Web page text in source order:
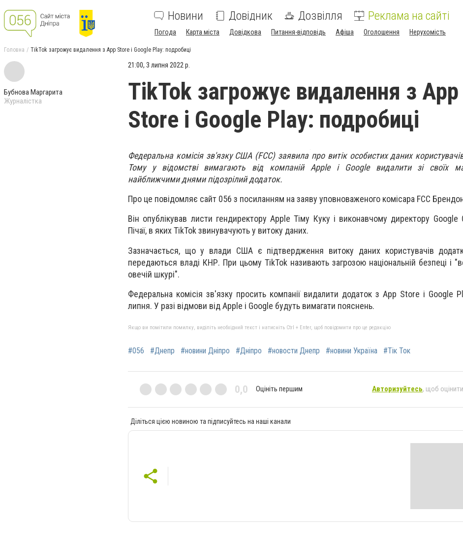
Новини Довідник Дозвілля Реклама на сайті
Погода Карта міста Довідкова Питання-відповідь Афіша Оголошення Нерухомість
Головна TikTok загрожує видалення з App Store і Google Play: подробиці
Бубнова Маргарита
Журналістка
21:00, 3 липня 2022 р.
TikTok загрожує видалення з App
Store і Google Play: подробиці
Федеральна комісія зв'язку США (FCC) заявила про витік особистих даних
Тому у відомстві вимагають від компаній Apple і Google видалити зі своїх
найближчими днями підозрілий додаток.
Про це повідомляє сайт 056 з посиланням на заяву уповноваженого комісара FCC
Він опублікував листи гендиректору Apple Тіму Куку і виконавчому директору Google
Пічаї, в яких TikTok звинувачують у витоку даних.
Зазначається, що у влади США є підтвердження витоку даних користувачів
передаються владі КНР. При цьому TikTok називають загрозою національній безпеці і
овечій шкурі".
Федеральна комісія зв'язку просить компанії видалити додаток з App Store і Google
липня. У разі відмови від Apple і Google будуть вимагати пояснень.
Якщо ви помітили помилку, виділіть необхідний текст і натисніть Ctrl + Enter, щоб повідомити про це редакцію
#056 #Днепр #новини Дніпро #Дніпро #новости Днепр #новини Україна #Тік Ток
0,0 Оцініть першим Авторизуйтесь, щоб оцінити
Діліться цією новиною та підписуйтесь на наші канали